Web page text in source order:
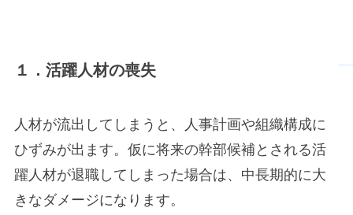
１．活躍人材の喪失
人材が流出してしまうと、人事計画や組織構成に
ひずみが出ます。仮に将来の幹部候補とされる活
躍人材が退職してしまった場合は、中長期的に大
きなダメージになります。